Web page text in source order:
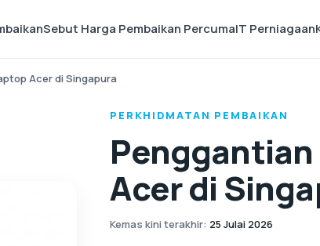
Sebut Harga Pembaikan PercumaIT Perniagaan
Acer di Singapura
PERKHIDMATAN PEMBAIKAN
Acer di
Kemas kini terakhir: 25 Julai 2026